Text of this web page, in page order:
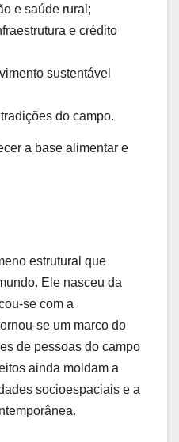
e saúde rural;
e crédito
sustentável
do campo.
a base alimentar e
estrutural que
Ele nasceu da
se com a
se um marco do
de pessoas do campo
ainda moldam a
socioespaciais e a